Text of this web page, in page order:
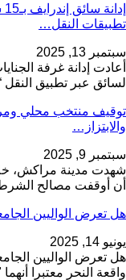
تطبيقات النقل…
سبتمبر 13, 2025
أعادت إدانة غرفة
لسائق عبر تطبيق النقل
توقيف منتخب محلي
والابتزاز…
سبتمبر 9, 2025
شهدت مدينة مراكش،
أن أوقفت مصالح
هل تعرض الواليين
يونيو 14, 2025
هل تعرض الواليين
واقعة النحر معتبرا